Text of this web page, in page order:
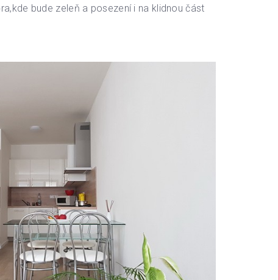
bude zeleň a posezení i na klidnou část